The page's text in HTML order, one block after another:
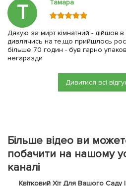
Т Тамара
Дякую за мирт кімнатний - дійшов в
дивлячись на те,що прийшлось
більше 70 годин - був гарно
негаразди
Дивитися всі
Більше відео ви
побачити на нашому
каналі
Квітковий Хіт Для Вашого Саду |